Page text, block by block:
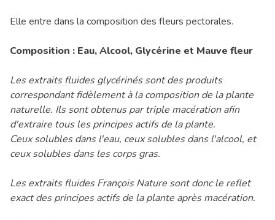
Elle entre dans la composition des fleurs pectorales.
Composition : Eau, Alcool, Glycérine et Mauve fleur
Les extraits fluides glycérinés sont des produits
correspondant fidèlement à la composition de la plante
naturelle. Ils sont obtenus par triple macération afin
d'extraire tous les principes actifs de la plante.
Ceux solubles dans l'eau, ceux solubles dans l'alcool, et
ceux solubles dans les corps gras.
Les extraits fluides François Nature sont donc le reflet
exact des principes actifs de la plante après macération.